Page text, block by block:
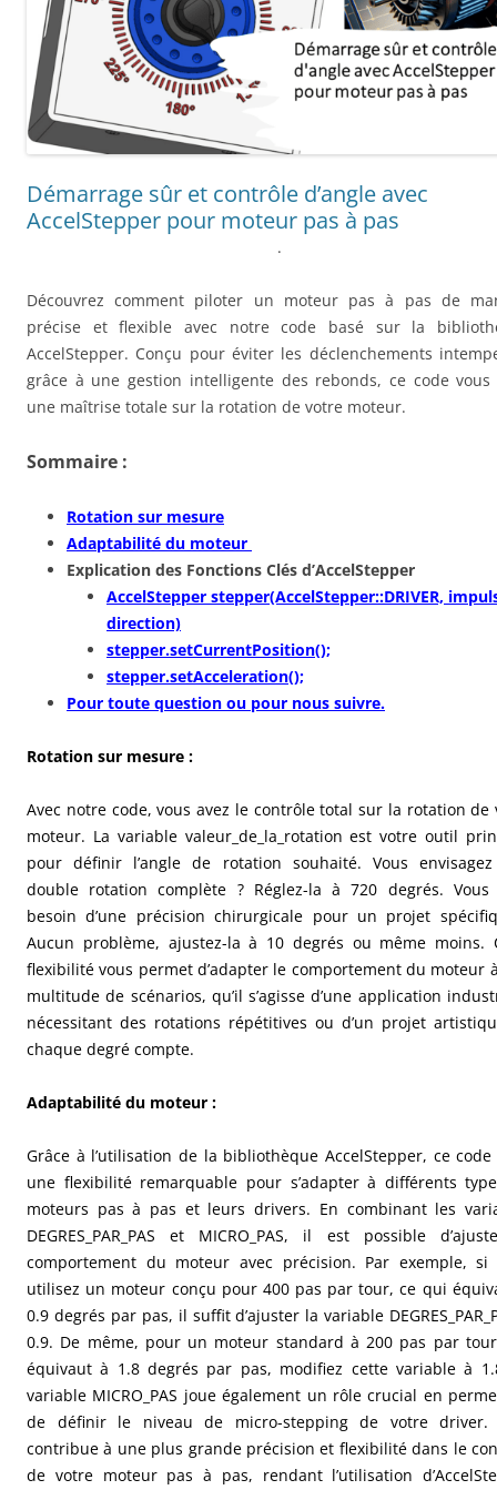
Démarrage sûr et contrôle d’angle avec
AccelStepper pour moteur pas à pas
.
Découvrez comment piloter un moteur pas à pas de
précise et flexible avec notre code basé sur la
AccelStepper. Conçu pour éviter les déclenchements
grâce à une gestion intelligente des rebonds, ce code vous
une maîtrise totale sur la rotation de votre moteur.
Sommaire :
Rotation sur mesure
Adaptabilité du moteur
Explication des Fonctions Clés d’AccelStepper
AccelStepper stepper(AccelStepper::DRIVER,
direction)
stepper.setCurrentPosition();
stepper.setAcceleration();
Pour toute question ou pour nous suivre.
Rotation sur mesure :
Avec notre code, vous avez le contrôle total sur la rotation de
moteur. La variable valeur_de_la_rotation est votre outil
pour définir l’angle de rotation souhaité. Vous
double rotation complète ? Réglez-la à 720 degrés. Vous
besoin d’une précision chirurgicale pour un projet
Aucun problème, ajustez-la à 10 degrés ou même moins.
flexibilité vous permet d’adapter le comportement du moteur
multitude de scénarios, qu’il s’agisse d’une application
nécessitant des rotations répétitives ou d’un projet
chaque degré compte.
Adaptabilité du moteur :
Grâce à l’utilisation de la bibliothèque AccelStepper, ce
une flexibilité remarquable pour s’adapter à différents
moteurs pas à pas et leurs drivers. En combinant les
DEGRES_PAR_PAS et MICRO_PAS, il est possible
comportement du moteur avec précision. Par exemple, si
utilisez un moteur conçu pour 400 pas par tour, ce qui
0.9 degrés par pas, il suffit d’ajuster la variable
0.9. De même, pour un moteur standard à 200 pas par
équivaut à 1.8 degrés par pas, modifiez cette variable à
variable MICRO_PAS joue également un rôle crucial en
de définir le niveau de micro-stepping de votre driver.
contribue à une plus grande précision et flexibilité dans le
de votre moteur pas à pas, rendant l’utilisation